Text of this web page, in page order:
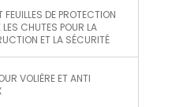
FEUILLES DE PROTECTION
CHUTES POUR LA
ET LA SÉCURITÉ
VOLIÈRE ET ANTI